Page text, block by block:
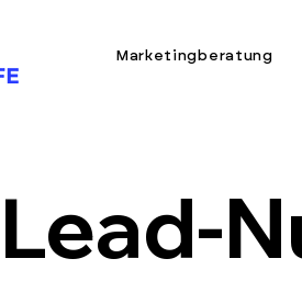
Marketingberatung
Lead-